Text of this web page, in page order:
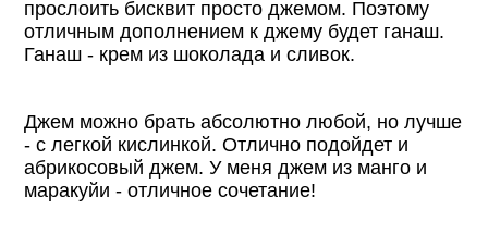
прослоить бисквит просто джемом. Поэтому
отличным дополнением к джему будет ганаш.
Ганаш - крем из шоколада и сливок.
Джем можно брать абсолютно любой, но лучше
- с легкой кислинкой. Отлично подойдет и
абрикосовый джем. У меня джем из манго и
маракуйи - отличное сочетание!